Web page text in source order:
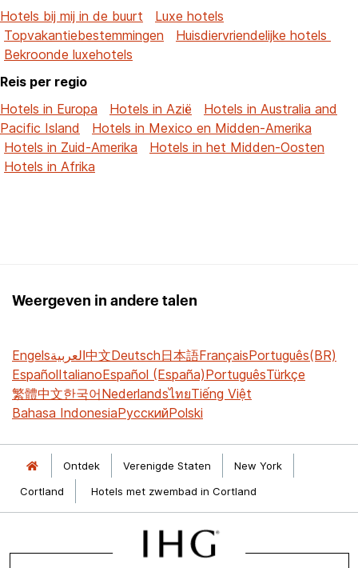
Hotels bij mij in de buurt
Luxe hotels
Topvakantiebestemmingen
Huisdiervriendelijke hotels
Bekroonde luxehotels
Reis per regio
Hotels in Europa
Hotels in Azië
Hotels in Australia and
Pacific Island
Hotels in Mexico en Midden-Amerika
Hotels in Zuid-Amerika
Hotels in het Midden-Oosten
Hotels in Afrika
Weergeven in andere talen
Engelsالعربية中文Deutsch日本語FrançaisPortuguês(BR)
EspañolItalianoEspañol (España)PortuguêsTürkçe
繁體中文한국어NederlandsไทยTiếng Việt
Bahasa IndonesiaРусскийPolski
Ontdek Verenigde Staten
New York
Cortland
Hotels met zwembad in Cortland